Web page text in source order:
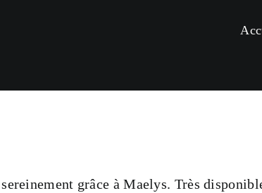
grâce à Maelys. Très